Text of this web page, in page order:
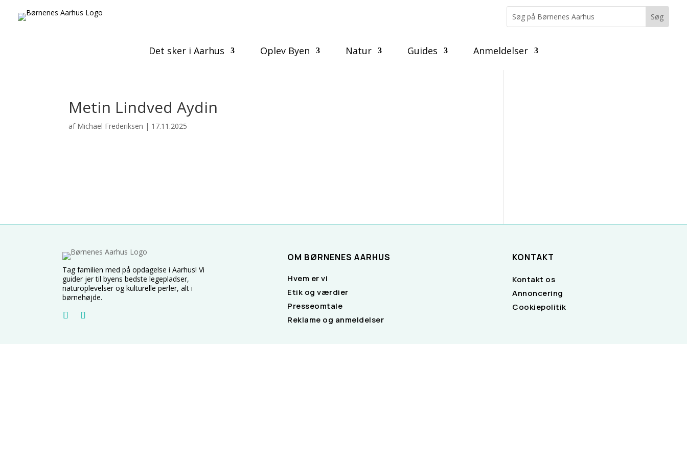
Det sker i Aarhus Oplev Byen Natur Guides Anmeldelser
Metin Lindved Aydin
af Michael Frederiksen | 17.11.2025
Tag familien med på opdagelse i Aarhus! Vi
guider jer til byens bedste legepladser,
naturoplevelser og kulturelle perler, alt i
børnehøjde.
OM BØRNENES AARHUS
Hvem er vi
Etik og værdier
Presseomtale
Reklame og anmeldelser
KONTAKT
Kontakt os
Annoncering
Cookiepolitik